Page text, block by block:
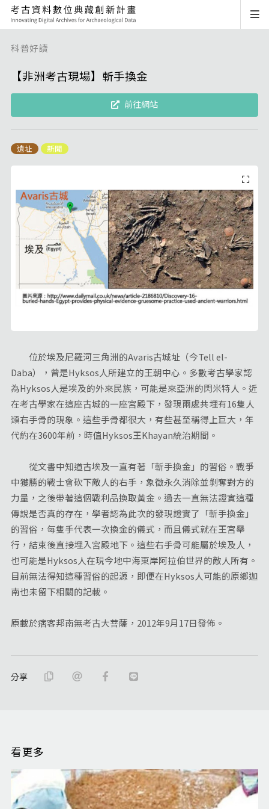
科普好讀
【非洲考古現場】斬手換金
前往網站
遺址 新聞
位於埃及尼羅河三角洲的Avaris古城址（今Tell el-
Daba），曾是Hyksos人所建立的王朝中心。多數考古學家認
為Hyksos人是埃及的外來民族，可能是來亞洲的閃米特人。近
在考古學家在這座古城的一座宮殿下，發現兩處共埋有16隻人
類右手骨的現象。這些手骨都很大，有些甚至稱得上巨大，年
代約在3600年前，時值Hyksos王Khayan統治期間。
從文書中知道古埃及一直有著「斬手換金」的習俗。戰爭
中獲勝的戰士會砍下敵人的右手，象徵永久消除並剝奪對方的
力量，之後帶著這個戰利品換取黃金。過去一直無法證實這種
傳說是否真的存在，學者認為此次的發現證實了「斬手換金」
的習俗，每隻手代表一次換金的儀式，而且儀式就在王宮舉
行，結束後直接埋入宮殿地下。這些右手骨可能屬於埃及人，
也可能是Hyksos人在現今地中海東岸阿拉伯世界的敵人所有。
目前無法得知這種習俗的起源，即便在Hyksos人可能的原鄉迦
南也未留下相關的記載。
原載於痞客邦南無考古大菩薩，2012年9月17日發佈。
分享
看更多